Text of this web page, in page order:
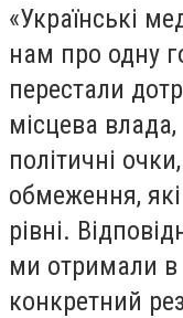
«Українські
нам про одну
перестали
місцева
політичні
обмеження,
рівні.
ми отримали в
конкретний